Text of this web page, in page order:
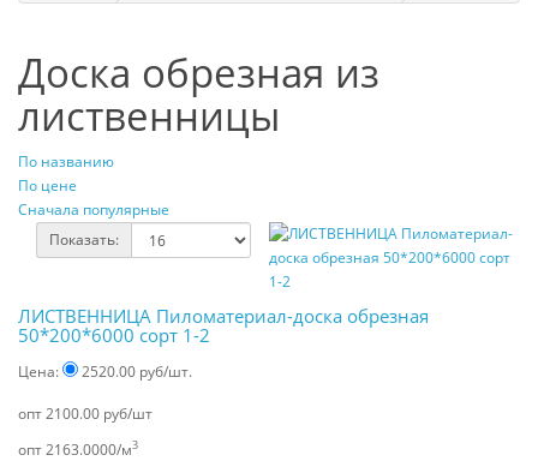
Доска обрезная из
лиственницы
По названию
По цене
Сначала популярные
Показать:
ЛИСТВЕННИЦА Пиломатериал-доска обрезная
50*200*6000 сорт 1-2
Цена: 2520.00 руб/шт.
опт2100.00 руб/шт
опт2163.0000/м3